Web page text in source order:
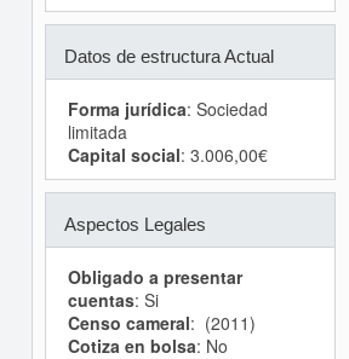
Datos de estructura Actual
Forma jurídica: Sociedad
limitada
Capital social: 3.006,00€
Aspectos Legales
Obligado a presentar
cuentas: Si
Censo cameral: (2011)
Cotiza en bolsa: No